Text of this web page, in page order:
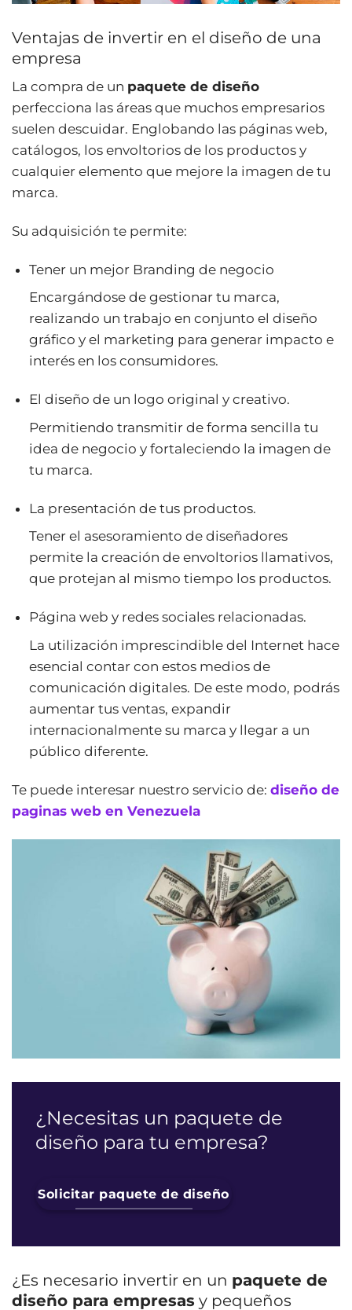
Ventajas de invertir en el diseño de una
empresa
La compra de un paquete de diseño
perfecciona las áreas que muchos empresarios
suelen descuidar. Englobando las páginas web,
catálogos, los envoltorios de los productos y
cualquier elemento que mejore la imagen de tu
marca.
Su adquisición te permite:
Tener un mejor Branding de negocio
Encargándose de gestionar tu marca,
realizando un trabajo en conjunto el diseño
gráfico y el marketing para generar impacto e
interés en los consumidores.
El diseño de un logo original y creativo.
Permitiendo transmitir de forma sencilla tu
idea de negocio y fortaleciendo la imagen de
tu marca.
La presentación de tus productos.
Tener el asesoramiento de diseñadores
permite la creación de envoltorios llamativos,
que protejan al mismo tiempo los productos.
Página web y redes sociales relacionadas.
La utilización imprescindible del Internet hace
esencial contar con estos medios de
comunicación digitales. De este modo, podrás
aumentar tus ventas, expandir
internacionalmente su marca y llegar a un
público diferente.
Te puede interesar nuestro servicio de: diseño de
paginas web en Venezuela
¿Necesitas un paquete de
diseño para tu empresa?
Solicitar paquete de diseño
¿Es necesario invertir en un paquete de
diseño para empresas y pequeños